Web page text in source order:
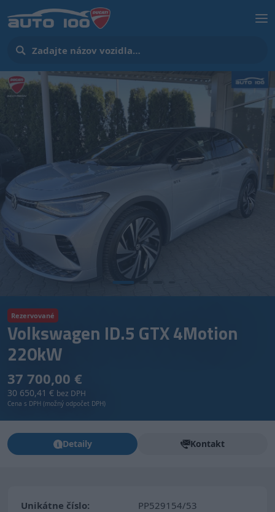
Volkswagen ID.5 GTX 4Motion
220kW
Rezervované
37 700,00 €
30 650,41 € bez DPH
Cena s DPH (možný odpočet DPH)
Detaily Kontakt
Unikátne číslo: PP529154/53